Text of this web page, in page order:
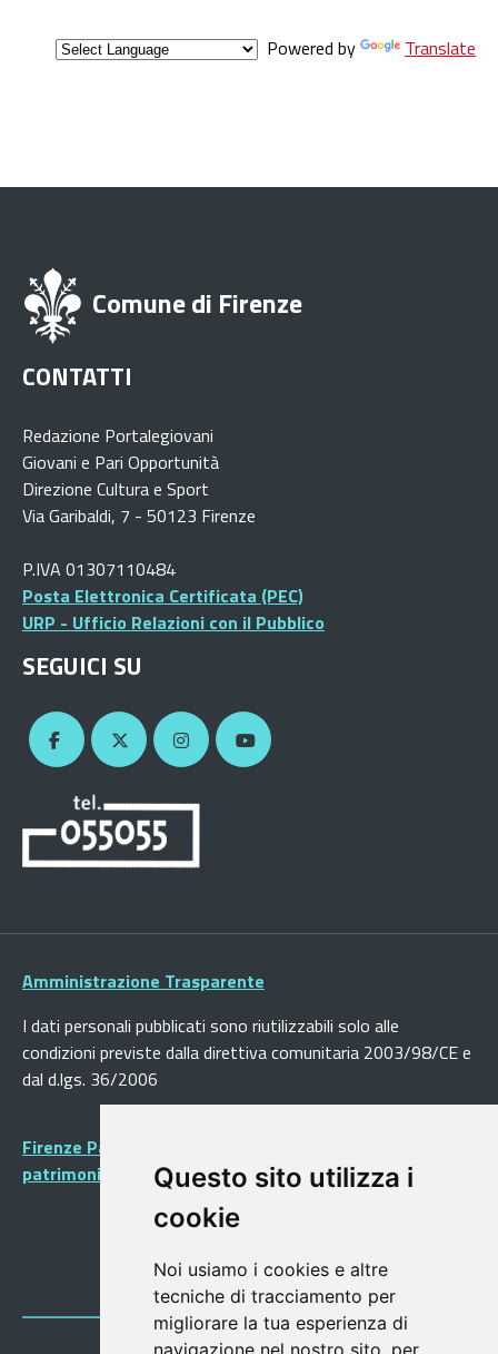
Questo sito utilizza i
cookie
Noi usiamo i cookies e altre
tecniche di tracciamento per
migliorare la tua esperienza di
navigazione nel nostro sito, per
Powered by Translate
Comune di Firenze
CONTATTI
Redazione Portalegiovani
Giovani e Pari Opportunità
Direzione Cultura e Sport
Via Garibaldi, 7 - 50123 Firenze
P.IVA 01307110484
Posta Elettronica Certificata (PEC)
URP - Ufficio Relazioni con il Pubblico
SEGUICI SU
Amministrazione Trasparente
I dati personali pubblicati sono riutilizzabili solo alle
condizioni previste dalla direttiva comunitaria 2003/98/CE e
dal d.lgs. 36/2006
Firenze Patrimonio Mondiale - Centro storico di Firenze
patrimonio dell’Umanità